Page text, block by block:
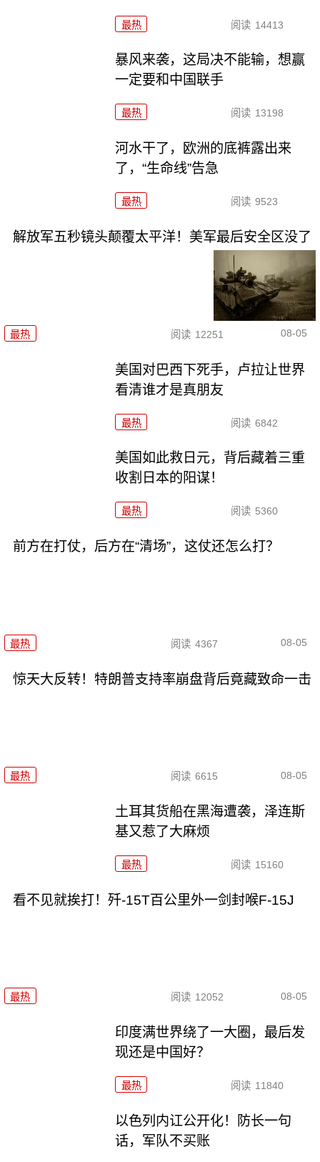
最热 阅读 14413
暴风来袭，这局决不能输，想赢
一定要和中国联手
最热 阅读 13198
河水干了，欧洲的底裤露出来
了，“生命线”告急
最热 阅读 9523
解放军五秒镜头颠覆太平洋！美军最后安全区没了
最热 阅读 12251 08-05
美国对巴西下死手，卢拉让世界
看清谁才是真朋友
最热 阅读 6842
美国如此救日元，背后藏着三重
收割日本的阳谋！
最热 阅读 5360
前方在打仗，后方在“清场”，这仗还怎么打？
最热 阅读 4367 08-05
惊天大反转！特朗普支持率崩盘背后竟藏致命一击
最热 阅读 6615 08-05
土耳其货船在黑海遭袭，泽连斯
基又惹了大麻烦
最热 阅读 15160
看不见就挨打！歼-15T百公里外一剑封喉F-15J
最热 阅读 12052 08-05
印度满世界绕了一大圈，最后发
现还是中国好？
最热 阅读 11840
以色列内讧公开化！防长一句
话，军队不买账